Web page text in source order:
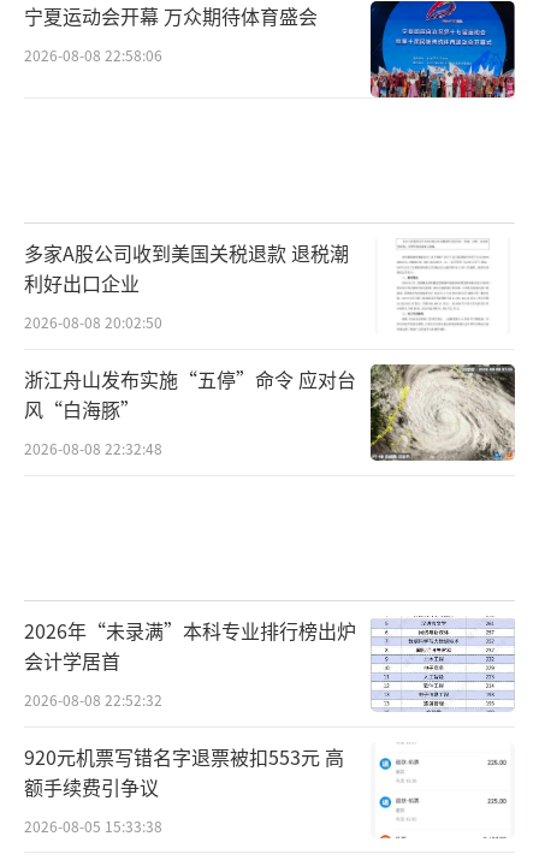
宁夏运动会开幕 万众期待体育盛会
2026-08-08 22:58:06
多家A股公司收到美国关税退款 退税潮
利好出口企业
2026-08-08 20:02:50
浙江舟山发布实施“五停”命令 应对台
风“白海豚”
2026-08-08 22:32:48
2026年“未录满”本科专业排行榜出炉
会计学居首
2026-08-08 22:52:32
920元机票写错名字退票被扣553元 高
额手续费引争议
2026-08-05 15:33:38